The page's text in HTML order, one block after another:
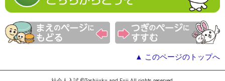
▲ このページのトップへ